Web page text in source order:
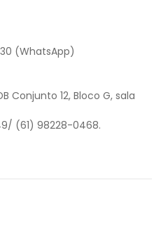
(WhatsApp)
Conjunto 12, Bloco G, sala